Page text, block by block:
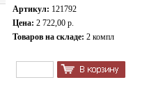
Артикул: 121792
Цена: 2 722,00 р.
Товаров на складе: 2 компл